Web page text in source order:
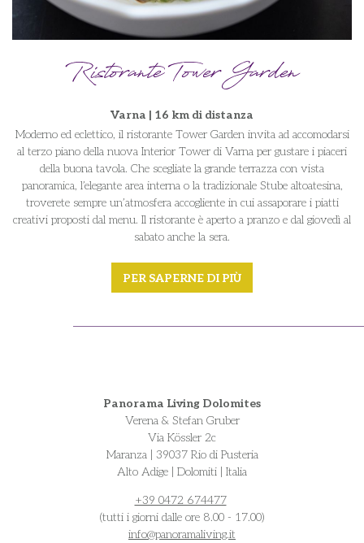
Ristorante Tower Garden
Varna | 16 km di distanza
Moderno ed eclettico, il ristorante Tower Garden invita ad accomodarsi
al terzo piano della nuova Interior Tower di Varna per gustare i piaceri
della buona tavola. Che scegliate la grande terrazza con vista
panoramica, l’elegante area interna o la tradizionale Stube altoatesina,
troverete sempre un’atmosfera accogliente in cui assaporare i piatti
creativi proposti dal menu. Il ristorante è aperto a pranzo e dal giovedì al
sabato anche la sera.
PER SAPERNE DI PIÙ
Panorama Living Dolomites
Verena & Stefan Gruber
Via Kössler 2c
Maranza | 39037 Rio di Pusteria
Alto Adige | Dolomiti | Italia
+39 0472 674477
(tutti i giorni dalle ore 8.00 - 17.00)
info@panoramaliving.it